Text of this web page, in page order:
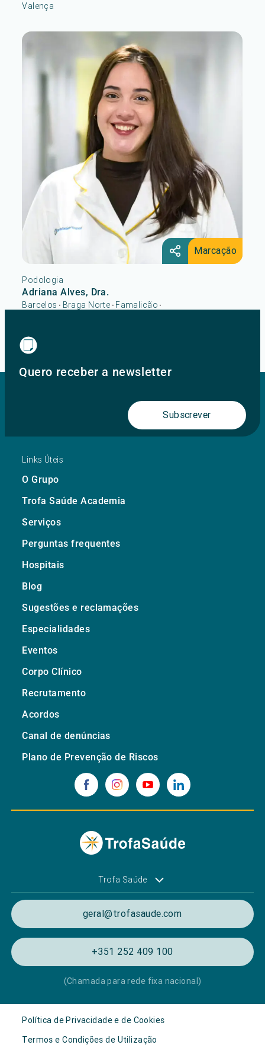
Valença
Marcação
Podologia
Adriana Alves, Dra.
Barcelos • Braga Norte • Famalicão •
Quero receber a newsletter
Subscrever
Links Úteis
O Grupo
Trofa Saúde Academia
Serviços
Perguntas frequentes
Hospitais
Blog
Sugestões e reclamações
Especialidades
Eventos
Corpo Clínico
Recrutamento
Acordos
Canal de denúncias
Plano de Prevenção de Riscos
Trofa Saúde
geral@trofasaude.com
+351 252 409 100
(Chamada para rede fixa nacional)
Política de Privacidade e de Cookies
Termos e Condições de Utilização